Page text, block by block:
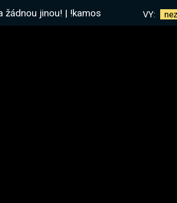
žádnou jinou! | !kamos VY: